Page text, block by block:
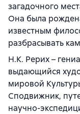
загадочного
Она была
известным
разбрасывать
Н.К. Рерих –
выдающийся
мировой
Сподвижник,
научно-